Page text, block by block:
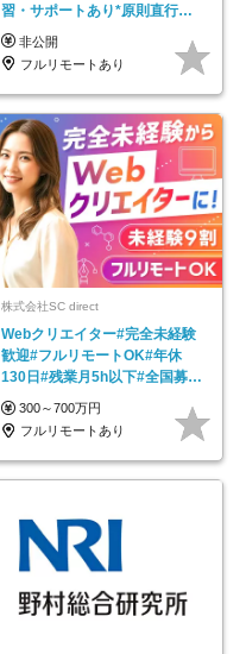
習・サポートあり*原則直行直
帰／全国募集・業務委託
非公開
フルリモートあり
株式会社SC direct
Webクリエイター#完全未経験
歓迎#フルリモートOK#年休
130日#残業月5h以下#全国募集
#最大1年の研修
300～700万円
フルリモートあり